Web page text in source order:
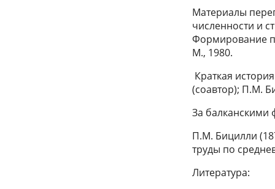
Материалы
численности и
Формирование
М., 1980.
Краткая
(соавтор); П.М.
За
П.М. Бицилли
труды по
Литература: